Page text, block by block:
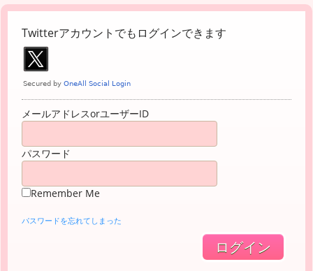
Twitterアカウントでもログインできます
メールアドレスorユーザーID
パスワード
Remember Me
パスワードを忘れてしまった